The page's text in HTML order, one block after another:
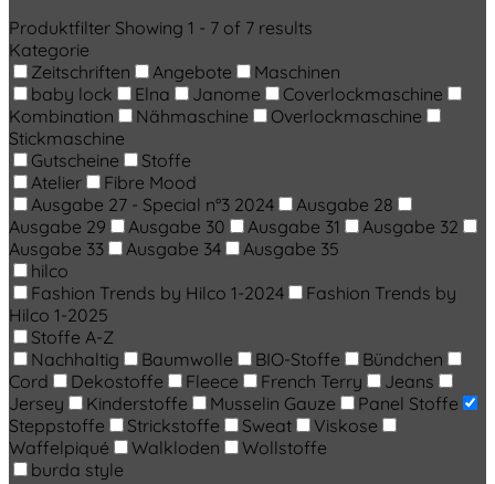
Produktfilter Showing 1 - 7 of 7 results
Kategorie
Zeitschriften
Angebote
Maschinen
baby lock
Elna Janome
Coverlockmaschine
Kombination
Nähmaschine
Overlockmaschine
Stickmaschine
Gutscheine
Stoffe
Atelier
Fibre Mood
Ausgabe 27 - Special n°3 2024
Ausgabe 28
Ausgabe 29
Ausgabe 30 Ausgabe 31
Ausgabe 32
Ausgabe 33
Ausgabe 34
Ausgabe 35
hilco
Fashion Trends by Hilco 1-2024
Fashion Trends by
Hilco 1-2025
Stoffe A-Z
Nachhaltig
Baumwolle BIO-Stoffe
Bündchen
Cord
Dekostoffe Fleece French Terry
Jeans
Jersey
Kinderstoffe Musselin Gauze
Panel Stoffe
Steppstoffe
Strickstoffe Sweat
Viskose
Waffelpiqué
Walkloden
Wollstoffe
burda style